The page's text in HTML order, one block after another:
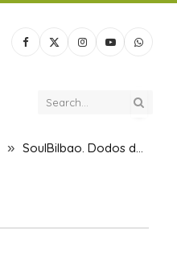
Facebook
X
Instagram
YouTube
» SoulBilbao. Dodos de Madagascar